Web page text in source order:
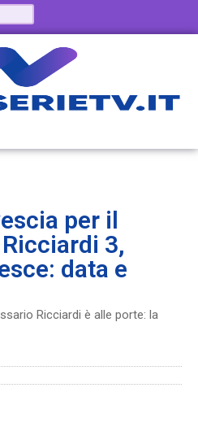
per il
3,
data e
Ricciardi è alle porte: la